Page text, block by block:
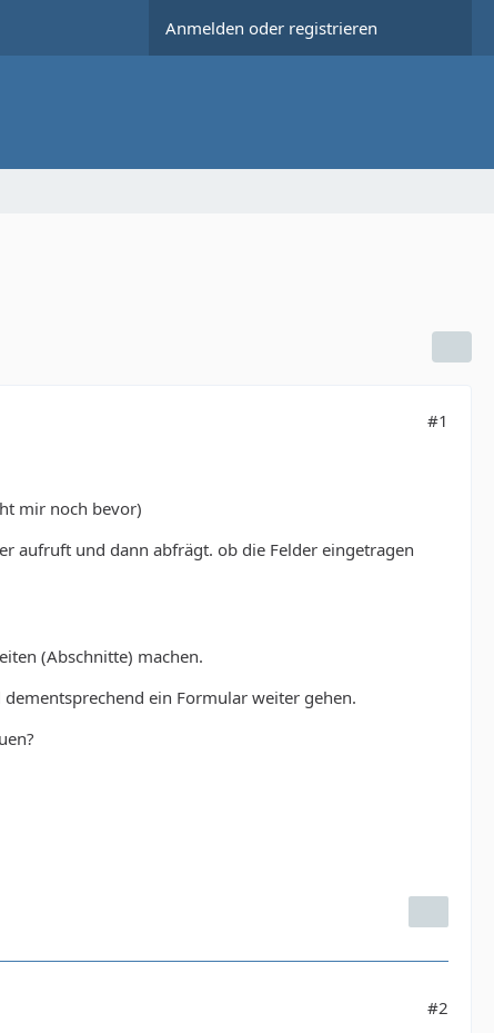
Anmelden oder registrieren
#1
mir noch bevor)
aufruft und dann abfrägt. ob die Felder eingetragen
(Abschnitte) machen.
ein Formular weiter gehen.
#2